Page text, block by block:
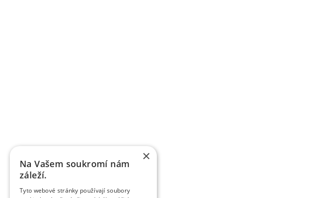
×
Na Vašem soukromí nám
záleží.
Tyto webové stránky používají soubory